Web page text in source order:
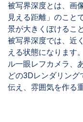
被写界深度とは、画
見える距離」のこと
景が大きくぼけるこ
被写界深度では、近
える状態になります
ル一眼レフカメラ、
どの3Dレンダリン
伝え、雰囲気を作る